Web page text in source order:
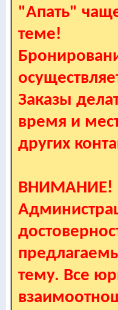
"Апать"
теме!
Заказы
время и
других
ВНИМАНИЕ!
тему. Все